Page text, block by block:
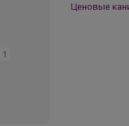
1
Ценовые